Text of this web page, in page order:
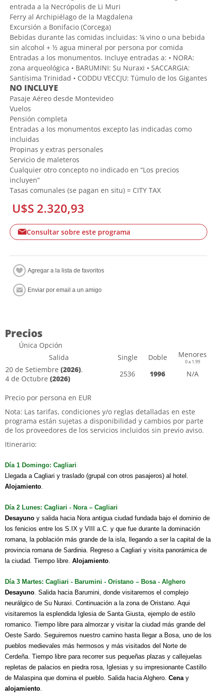
entrada a la Necrópolis de Li Muri
Ferry al Archipiélago de la Magdalena
Excursión a Bonifacio (Corcega)
Bebidas durante las comidas incluidas: ¼ vino o una bebida
sin alcohol + ½ agua mineral por persona por comida
Entradas a los monumentos. Incluye entradas a: • NORA:
zona arqueológica • BARUMINI: Su Nuraxi • SACCARGIA:
Santísima Trinidad • CODDU VECCJU: Túmulo de los Gigantes
NO INCLUYE
Pasaje Aéreo desde Montevideo
Vuelos
Pensión completa
Entradas a los monumentos excepto las indicadas como
incluidas
Propinas y extras personales
Servicio de maleteros
Cualquier otro concepto no indicado en “Los precios
incluyen”
Tasas comunales (se pagan en situ) = CITY TAX
U$S 2.320,93
Consultar sobre este programa
Precios
Única Opción
Salida
Single Doble Menores
0 a 1.99
20 de Setiembre (2026).
4 de Octubre (2026)
2536 1996 N/A
Precio por persona en EUR
Nota: Las tarifas, condiciones y/o reglas detalladas en este
programa están sujetas a disponibilidad y cambios por parte
de los proveedores de los servicios incluidos sin previo aviso.
Itinerario:
Día 1 Domingo: Cagliari
Llegada a Cagliari y traslado (grupal con otros pasajeros) al hotel.
Alojamiento
Día 2 Lunes: Cagliari - Nora – Cagliari
Desayuno y salida hacia Nora antigua ciudad fundada bajo el dominio de
los fenicios entre los S.IX y VIII a.C. y que fue durante la dominación
romana, la población más grande de la isla, llegando a ser la capital de la
provincia romana de Sardinia. Regreso a Cagliari y visita panorámica de
la ciudad. Tiempo libre. Alojamiento
Día 3 Martes: Cagliari - Barumini - Oristano – Bosa - Alghero
Desayuno . Salida hacia Barumini, donde visitaremos el complejo
neurálgico de Su Nuraxi. Continuación a la zona de Oristano. Aqui
visitaremos la esplendida Iglesia de Santa Giusta, ejemplo de estilo
romanico. Tiempo libre para almorzar y visitar la ciudad más grande del
Oeste Sardo. Seguiremos nuestro camino hasta llegar a Bosa, uno de los
pueblos medievales más hermosos y más visitados del Norte de
Cerdeña. Tiempo libre para recorrer sus pequeñas plazas y callejuelas
repletas de palacios en piedra rosa, Iglesias y su impresionante Castillo
de Malaspina que domina el pueblo. Salida hacia Alghero. Cena y
alojamiento